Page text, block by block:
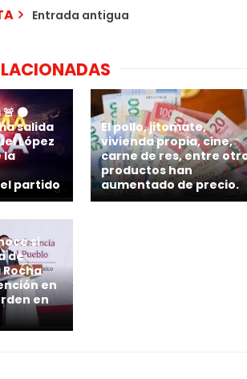
Entrada antigua
🟤
salida
López
la
partido
El pollo, jitomate,
vivienda propia, cine,
carne de res, entre
productos han
aumentado de precio.
si
de
en
en